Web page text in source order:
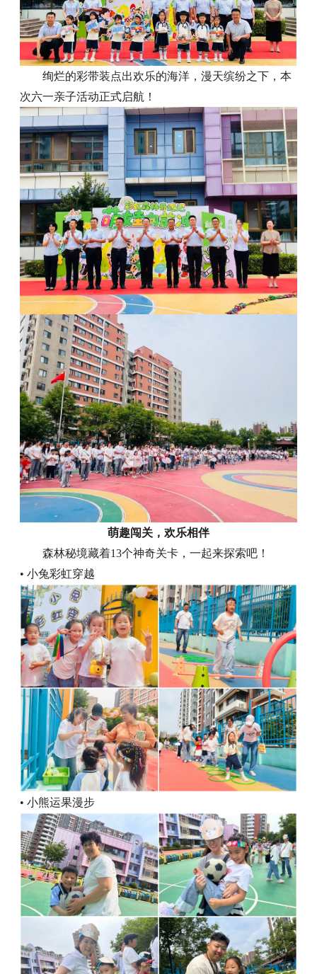
绚烂的彩带装点出欢乐的海洋，漫天缤纷之下，本
次六一亲子活动正式启航！
萌趣闯关，欢乐相伴
森林秘境藏着13个神奇关卡，一起来探索吧！
• 小兔彩虹穿越
• 小熊运果漫步